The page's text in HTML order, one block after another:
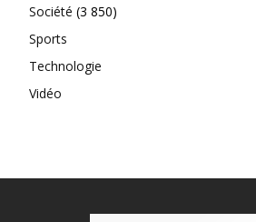
Société (3 850)
Sports
Technologie
Vidéo